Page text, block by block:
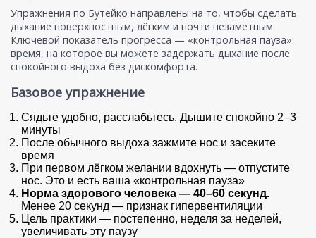
Упражнения по Бутейко направлены на то, чтобы сделать
дыхание поверхностным, лёгким и почти незаметным.
Ключевой показатель прогресса — «контрольная пауза»:
время, на которое вы можете задержать дыхание после
спокойного выдоха без дискомфорта.
Базовое упражнение
Сядьте удобно, расслабьтесь. Дышите спокойно 2–3
минуты
После обычного выдоха зажмите нос и засеките
время
При первом лёгком желании вдохнуть — отпустите
нос. Это и есть ваша «контрольная пауза»
Норма здорового человека — 40–60 секунд.
Менее 20 секунд — признак гипервентиляции
Цель практики — постепенно, неделя за неделей,
увеличивать эту паузу